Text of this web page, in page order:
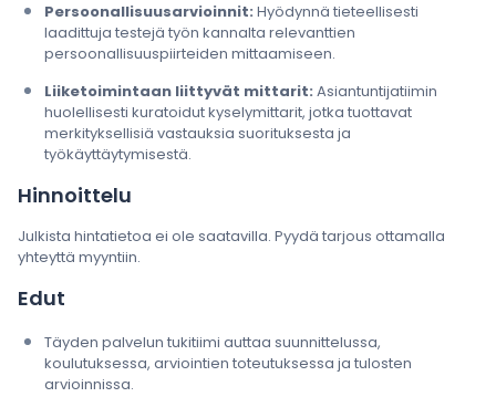
Persoonallisuusarvioinnit: Hyödynnä tieteellisesti
laadittuja testejä työn kannalta relevanttien
persoonallisuuspiirteiden mittaamiseen.
Liiketoimintaan liittyvät mittarit: Asiantuntijatiimin
huolellisesti kuratoidut kyselymittarit, jotka tuottavat
merkityksellisiä vastauksia suorituksesta ja
työkäyttäytymisestä.
Hinnoittelu
Julkista hintatietoa ei ole saatavilla. Pyydä tarjous ottamalla
yhteyttä myyntiin.
Edut
Täyden palvelun tukitiimi auttaa suunnittelussa,
koulutuksessa, arviointien toteutuksessa ja tulosten
arvioinnissa.